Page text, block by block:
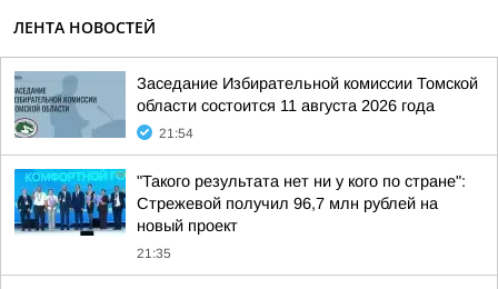
ЛЕНТА НОВОСТЕЙ
Заседание Избирательной комиссии Томской
области состоится 11 августа 2026 года
21:54
"Такого результата нет ни у кого по стране":
Стрежевой получил 96,7 млн рублей на
новый проект
21:35